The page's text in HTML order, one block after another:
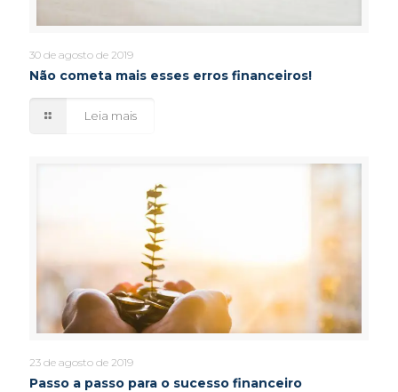
30 de agosto de 2019
Não cometa mais esses erros financeiros!
Leia mais
23 de agosto de 2019
Passo a passo para o sucesso financeiro